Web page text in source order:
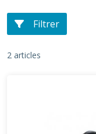
Filtrer
2 articles